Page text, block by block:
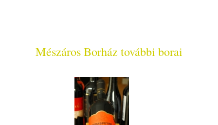
Mészáros Borház további borai